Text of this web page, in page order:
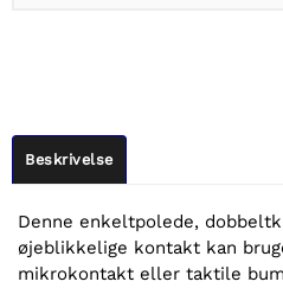
Beskrivelse
Denne enkeltpolede,
øjeblikkelige kontakt kan
mikrokontakt eller taktile